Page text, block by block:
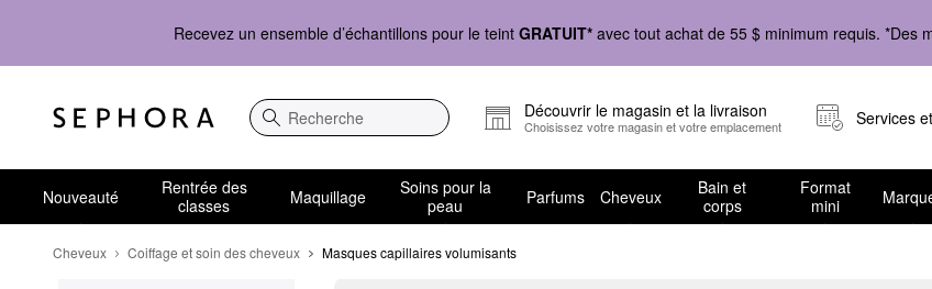
Recevez un ensemble d’échantillons pour le teint GRATUIT* avec tout achat de 55 $ minimum requis. *Des
Recherche
Découvrir le magasin et la livraison
Choisissez votre magasin et votre emplacement Services
Nouveauté
Rentrée des
classes
Maquillage
Soins pour la
peau
Parfums Cheveux
Bain et
corps
Format
mini
Cheveux Coiffage et soin des cheveux Masques capillaires volumisants